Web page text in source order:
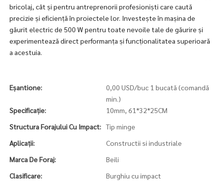
bricolaj, cât și pentru antreprenorii profesioniști care caută
precizie și eficiență în proiectele lor. Investește în mașina de
găurit electric de 500 W pentru toate nevoile tale de găurire și
experimentează direct performanța și funcționalitatea superioară
a acestuia.
Eșantione:
0,00 USD/buc 1 bucată (comandă
min.)
Specificație:
10mm, 61*32*25CM
Structura Forajului Cu Impact: Tip minge
Aplicaţii:
Constructii si industriale
Marca De Foraj:
Beili
Clasificare:
Burghiu cu impact